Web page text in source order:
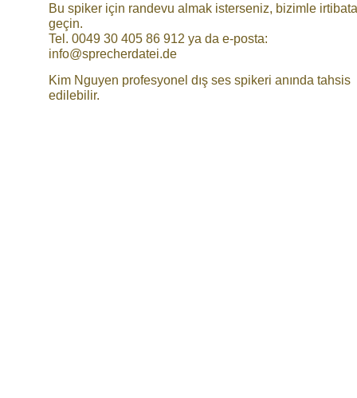
Bu spiker için randevu almak isterseniz, bizimle irtibata
geçin.
Tel. 0049 30 405 86 912 ya da e-posta:
info@sprecherdatei.de
Kim Nguyen profesyonel dış ses spikeri anında tahsis
edilebilir.